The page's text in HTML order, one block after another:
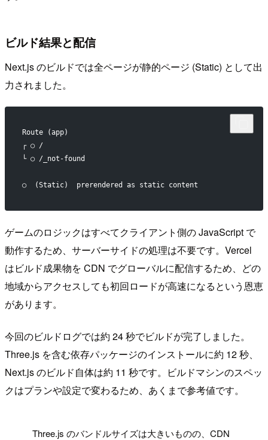
ビルド結果と配信
Next.js のビルドでは全ページが静的ページ (Static) として出
力されました。
Route (app)
┌ ○ /
└ ○ /_not-found
○  (Static)  prerendered as static content
ゲームのロジックはすべてクライアント側の JavaScript で
動作するため、サーバーサイドの処理は不要です。Vercel
はビルド成果物を CDN でグローバルに配信するため、どの
地域からアクセスしても初回ロードが高速になるという恩恵
があります。
今回のビルドログでは約 24 秒でビルドが完了しました。
Three.js を含む依存パッケージのインストールに約 12 秒、
Next.js のビルド自体は約 11 秒です。ビルドマシンのスペッ
クはプランや設定で変わるため、あくまで参考値です。
Three.js のバンドルサイズは大きいものの、CDN